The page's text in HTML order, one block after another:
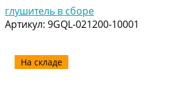
глушитель в сборе
Артикул: 9GQL-021200-10001
На складе